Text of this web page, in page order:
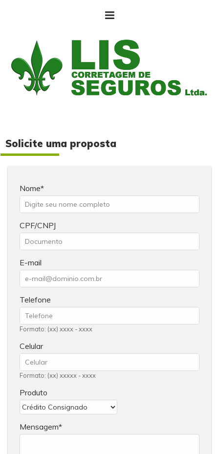
Solicite uma proposta
Nome
CPF/CNPJ
E-mail
Telefone
Formato: (xx) xxxx - xxxx
Celular
Formato: (xx) xxxxx - xxxx
Produto
Mensagem